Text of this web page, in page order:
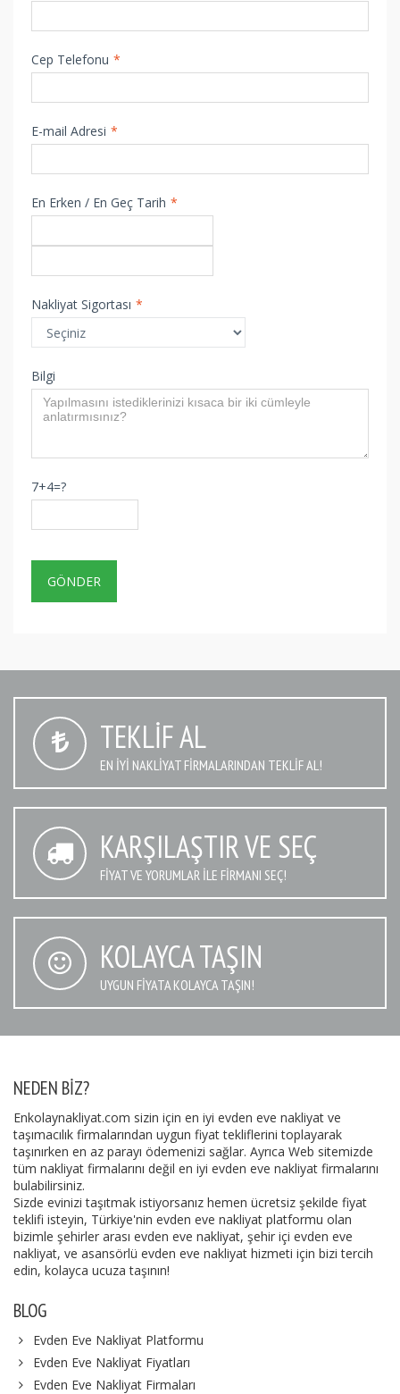
Cep Telefonu *
E-mail Adresi *
En Erken / En Geç Tarih *
Nakliyat Sigortası *
Bilgi
7+4=?
TEKLIF AL
EN IYI NAKLIYAT FIRMALARINDAN TEKLIF AL!
KARŞILAŞTIR VE SEÇ
FIYAT VE YORUMLAR İLE FIRMANI SEÇ!
KOLAYCA TAŞIN
UYGUN FIYATA KOLAYCA TAŞIN!
NEDEN BIZ?
Enkolaynakliyat.com sizin için en iyi evden eve nakliyat ve
taşımacılık firmalarından uygun fiyat tekliflerini toplayarak
taşınırken en az parayı ödemenizi sağlar. Ayrıca Web sitemizde
tüm nakliyat firmalarını değil en iyi evden eve nakliyat firmalarını
bulabilirsiniz.
Sizde evinizi taşıtmak istiyorsanız hemen ücretsiz şekilde fiyat
teklifi isteyin, Türkiye'nin evden eve nakliyat platformu olan
bizimle şehirler arası evden eve nakliyat, şehir içi evden eve
nakliyat, ve asansörlü evden eve nakliyat hizmeti için bizi tercih
edin, kolayca ucuza taşının!
BLOG
Evden Eve Nakliyat Platformu
Evden Eve Nakliyat Fiyatları
Evden Eve Nakliyat Firmaları